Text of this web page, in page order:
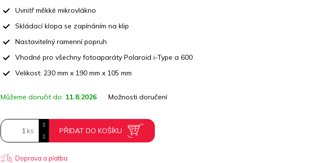
Můžeme doručit do: 11.8.2026 Možnosti doručení
PŘIDAT DO KOŠÍKU
Uvnitř měkké mikrovlákno
Skládací klopa se zapínáním na klip
Nastavitelný ramenní popruh
Vhodné pro všechny fotoaparáty Polaroid i-Type a 600
Velikost: 230 mm x 190 mm x 105 mm
Doprava a platba